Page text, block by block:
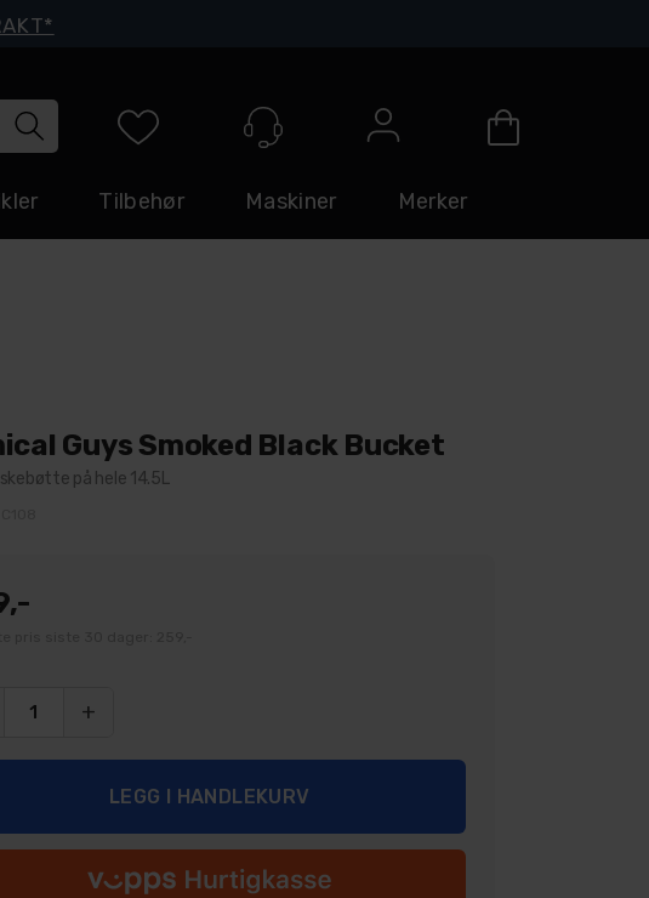
Tilbehør Maskiner Merker
Guys Smoked Black Bucket
på hele 14.5L
+